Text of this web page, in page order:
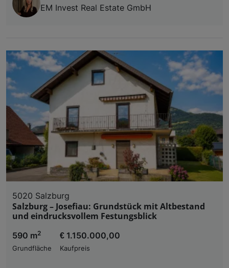
EM Invest Real Estate GmbH
5020 Salzburg
Salzburg – Josefiau: Grundstück mit Altbestand
und eindrucksvollem Festungsblick
590 m2
Grundfläche
€ 1.150.000,00
Kaufpreis